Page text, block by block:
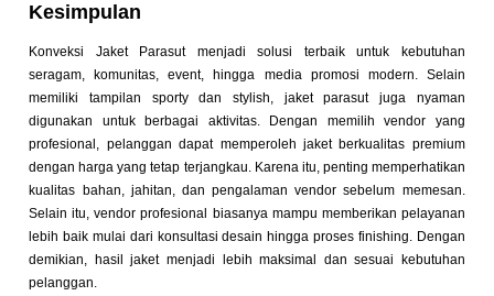
Kesimpulan
Konveksi Jaket Parasut menjadi solusi terbaik untuk kebutuhan
seragam, komunitas, event, hingga media promosi modern. Selain
memiliki tampilan sporty dan stylish, jaket parasut juga nyaman
digunakan untuk berbagai aktivitas.
Dengan memilih vendor yang
profesional, pelanggan dapat memperoleh jaket berkualitas premium
dengan harga yang tetap terjangkau. Karena itu, penting memperhatikan
kualitas bahan, jahitan, dan pengalaman vendor sebelum memesan.
Selain itu, vendor profesional biasanya mampu memberikan pelayanan
lebih baik mulai dari konsultasi desain hingga proses finishing. Dengan
demikian, hasil jaket menjadi lebih maksimal dan sesuai kebutuhan
pelanggan.